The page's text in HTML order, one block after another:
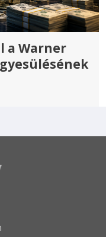
a Warner